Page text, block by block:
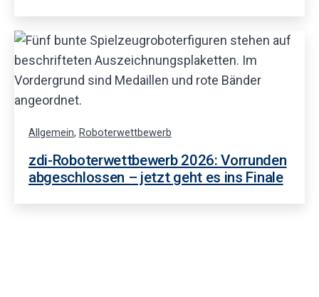
Allgemein, Roboterwettbewerb
zdi-Roboterwettbewerb 2026: Vorrunden
abgeschlossen – jetzt geht es ins Finale